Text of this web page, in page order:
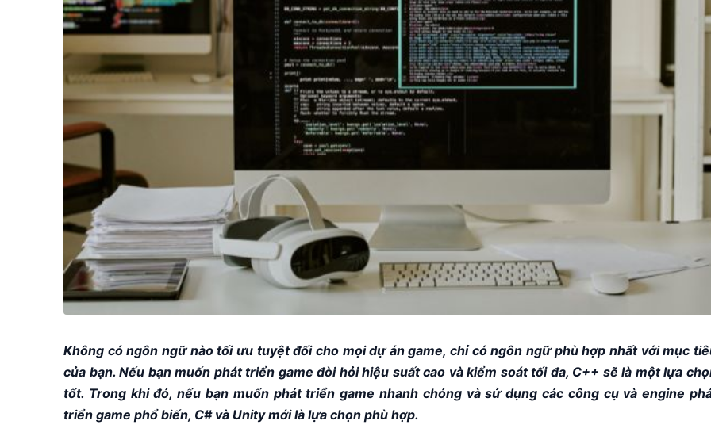
Không có ngôn ngữ nào tối ưu tuyệt đối cho mọi dự án game, chỉ có ngôn ngữ phù hợp nhất với mục
của bạn. Nếu bạn muốn phát triển game đòi hỏi hiệu suất cao và kiểm soát tối đa, C++ sẽ là một lựa
tốt. Trong khi đó, nếu bạn muốn phát triển game nhanh chóng và sử dụng các công cụ và engine
triển game phổ biến, C# và Unity mới là lựa chọn phù hợp.